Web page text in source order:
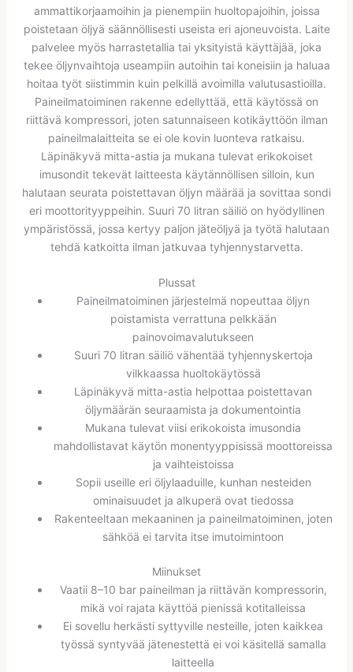
ammattikorjaamoihin ja pienempiin huoltopajoihin, joissa
poistetaan öljyä säännöllisesti useista eri ajoneuvoista. Laite
palvelee myös harrastetallia tai yksityistä käyttäjää, joka
tekee öljynvaihtoja useampiin autoihin tai koneisiin ja haluaa
hoitaa työt siistimmin kuin pelkillä avoimilla valutusastioilla.
Paineilmatoiminen rakenne edellyttää, että käytössä on
riittävä kompressori, joten satunnaiseen kotikäyttöön ilman
paineilmalaitteita se ei ole kovin luonteva ratkaisu.
Läpinäkyvä mitta-astia ja mukana tulevat erikokoiset
imusondit tekevät laitteesta käytännöllisen silloin, kun
halutaan seurata poistettavan öljyn määrää ja sovittaa sondi
eri moottorityyppeihin. Suuri 70 litran säiliö on hyödyllinen
ympäristössä, jossa kertyy paljon jäteöljyä ja työtä halutaan
tehdä katkoitta ilman jatkuvaa tyhjennystarvetta.
Plussat
Paineilmatoiminen järjestelmä nopeuttaa öljyn
poistamista verrattuna pelkkään
painovoimavalutukseen
Suuri 70 litran säiliö vähentää tyhjennyskertoja
vilkkaassa huoltokäytössä
Läpinäkyvä mitta-astia helpottaa poistettavan
öljymäärän seuraamista ja dokumentointia
Mukana tulevat viisi erikokoista imusondia
mahdollistavat käytön monentyyppisissä moottoreissa
ja vaihteistoissa
Sopii useille eri öljylaaduille, kunhan nesteiden
ominaisuudet ja alkuperä ovat tiedossa
Rakenteeltaan mekaaninen ja paineilmatoiminen, joten
sähköä ei tarvita itse imutoimintoon
Miinukset
Vaatii 8–10 bar paineilman ja riittävän kompressorin,
mikä voi rajata käyttöä pienissä kotitalleissa
Ei sovellu herkästi syttyville nesteille, joten kaikkea
työssä syntyvää jätenestettä ei voi käsitellä samalla
laitteella